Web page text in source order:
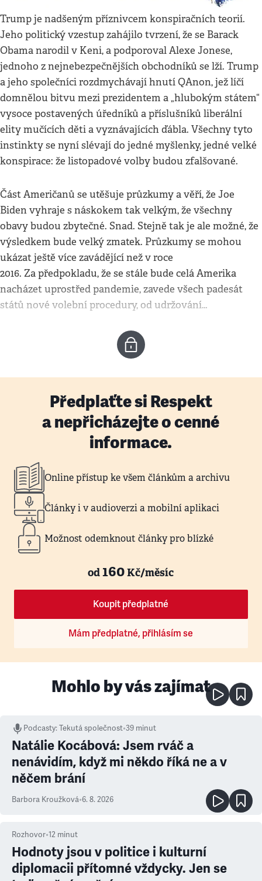
Trump je nadšeným příznivcem konspiračních teorií.
Jeho politický vzestup zahájilo tvrzení, že se Barack
Obama narodil v Keni, a podporoval Alexe Jonese,
jednoho z nejnebezpečnějších obchodníků se lží. Trump
a jeho společníci rozdmychávají hnutí QAnon, jež líčí
domnělou bitvu mezi prezidentem a „hlubokým státem“
vysoce postavených úředníků a příslušníků liberální
elity mučících děti a vyznávajících ďábla. Všechny tyto
instinkty se nyní slévají do jedné myšlenky, jedné velké
konspirace: že listopadové volby budou zfalšované.
Část Američanů se utěšuje průzkumy a věří, že Joe
Biden vyhraje s náskokem tak velkým, že všechny
obavy budou zbytečné. Snad. Stejně tak je ale možné, že
výsledkem bude velký zmatek. Průzkumy se mohou
ukázat ještě více zavádějící než v roce
2016. Za předpokladu, že se stále bude celá Amerika
nacházet uprostřed pandemie, zavede všech padesát
států nové volební procedury, od udržování…
Předplaťte si Respekt
a nepřicházejte o cenné
informace.
Online přístup ke všem článkům a archivu
Články i v audioverzi a mobilní aplikaci
Možnost odemknout články pro blízké
od160Kč/měsíc
Koupit předplatné
Mám předplatné, přihlásím se
Mohlo by vás zajímat
Podcasty:Tekutá společnost•39 minut
Natálie Kocábová: Jsem rváč a
nenávidím, když mi někdo říká ne a v
něčem brání
Barbora Kroužková•6. 8. 2026
Rozhovor•12 minut
Hodnoty jsou v politice i kulturní
diplomacii přítomné vždycky. Jen se